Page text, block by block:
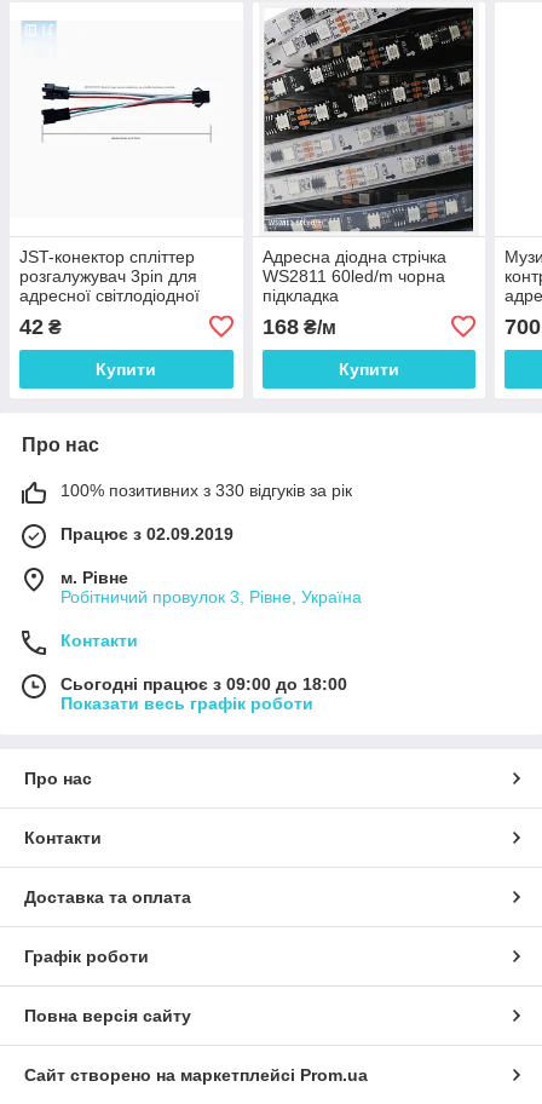
JST-конектор спліттер
розгалужувач 3pin для
адресної світлодіодної
стрічки WS2811, WS2812b,
WS2813
42 ₴
Купити
Адресна діодна стрічка
WS2811 60led/m чорна
підкладка
168₴/м
Купити
700
Про нас
100% позитивних з 330 відгуків за рік
Працює з 02.09.2019
м. Рівне
Робітничий провулок 3, Рівне, Україна
Контакти
Сьогодні працює з 09:00 до 18:00
Показати весь графік роботи
Про нас
Контакти
Доставка та оплата
Графік роботи
Повна версія сайту
Сайт створено на маркетплейсі Prom.ua